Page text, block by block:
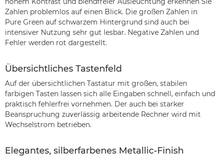
Zahlen problemlos auf einen Blick. Die großen Zahlen in
Pure Green auf schwarzem Hintergrund sind auch bei
intensiver Nutzung sehr gut lesbar. Negative Zahlen und
Fehler werden rot dargestellt.
Übersichtliches Tastenfeld
Auf der übersichtlichen Tastatur mit großen, stabilen
farbigen Tasten lassen sich alle Eingaben schnell, einfach und
praktisch fehlerfrei vornehmen. Der auch bei starker
Beanspruchung zuverlässig arbeitende Rechner wird mit
Wechselstrom betrieben.
Elegantes, silberfarbenes Metallic-Finish